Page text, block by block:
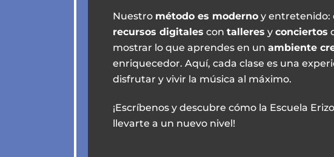
Nuestro método es moderno y entretenido:
recursos digitales contalleres yconciertos
mostrar lo que aprendes en unambiente
enriquecedor. Aquí, cada clase es una
disfrutar y vivir la música al máximo.
¡Escríbenos y descubre cómo la Escuela
llevarte a un nuevo nivel!